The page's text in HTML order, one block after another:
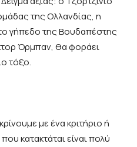
της Ολλανδίας, η
γήπεδο της Βουδαπέστης
Όρμπαν, θα φοράει
τόξο.
με ένα κριτήριο ή
κατακτάται είναι πολύ